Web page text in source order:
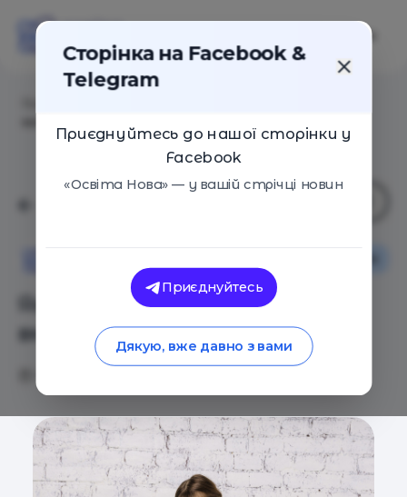
Як розвинути в дитини
вміння концентруватися
Сторінка на Facebook &
Telegram
Приєднуйтесь до нашої сторінки у
Facebook
«Освіта Нова» — у вашій стрічці новин
Приєднуйтесь
Дякую, вже давно з вами